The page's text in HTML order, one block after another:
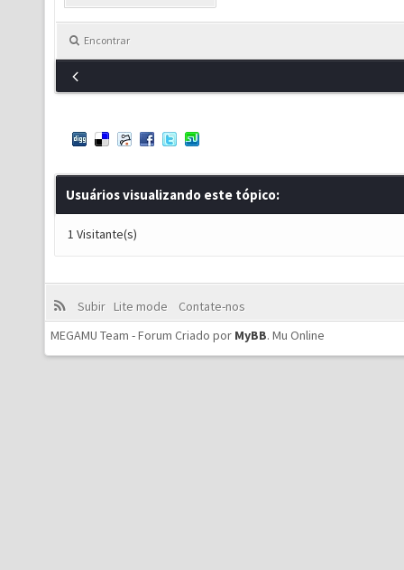
Encontrar
Usuários visualizando este tópico:
1 Visitante(s)
Subir Lite mode
Contate-nos
MEGAMU Team - Forum Criado por MyBB. Mu Online